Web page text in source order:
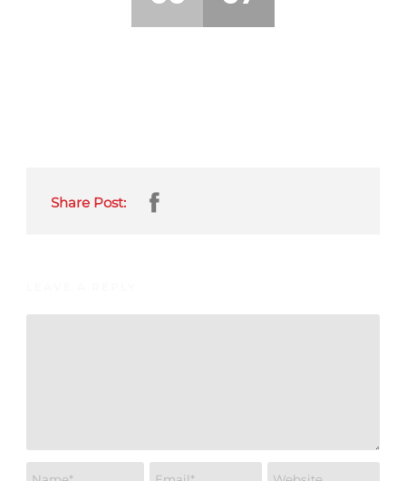
Share Post: